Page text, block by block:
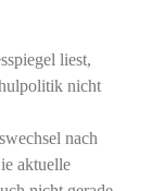
liest,
nicht
nach
aktuelle